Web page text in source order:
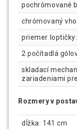
pochrómované
chrómovaný
priemer
2 počítadlá
skladací
zariadeniami
Rozmery v
dĺžka: 141 cm